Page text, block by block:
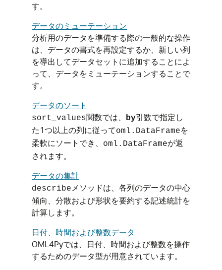
す。
データのミューテーション
分析用のデータを準備する際の一般的な操作
は、データの書式を再設定するか、新しい列
を導出してデータセットに追加することによ
って、データをミューテーションすることで
す。
データのソート
sort_values関数では、 by引数で指定し
た1つ以上の列に従ってoml.DataFrameを
柔軟にソートでき、
oml.DataFrameが返
されます。
データの集計
describe メソッドは、各列のデータの中心
傾向、分散および形状を要約する記述統計を
計算します。
日付、時間および整数データ
OML4Pyでは、日付、時間および整数を操作
するためのデータ型が用意されています。